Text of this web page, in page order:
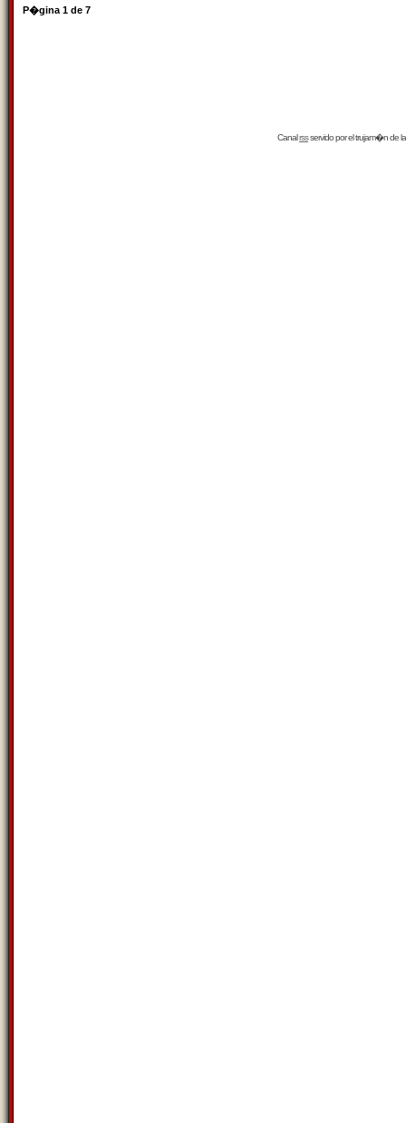
P�gina 1 de 7
Canalrssservido por eltrujam�nde